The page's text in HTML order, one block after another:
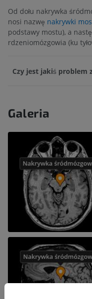
Od dołu nakrywka
nosi nazwę nakrywki
podstawy mostu), a
rdzeniomózgowia (ku
Czy jest jakiś problem
Galeria